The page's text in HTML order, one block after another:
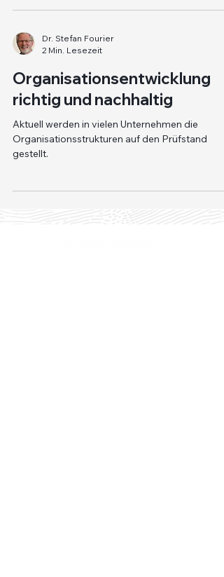
Dr. Stefan Fourier
2 Min. Lesezeit
Organisationsentwicklung
richtig und nachhaltig
Aktuell werden in vielen Unternehmen die
Organisationsstrukturen auf den Prüfstand
gestellt.